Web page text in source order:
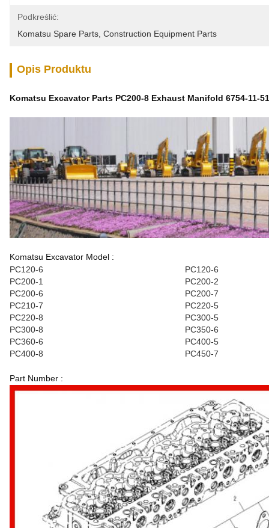
Podkreślić:
Komatsu Spare Parts Construction Equipment Parts
Opis Produktu
Komatsu Excavator Parts PC200-8 Exhaust Manifold 6754-11-
Komatsu Excavator Model :
PC120-6
PC120-6
PC200-1
PC200-2
PC200-6
PC200-7
PC210-7
PC220-5
PC220-8
PC300-5
PC300-8
PC350-6
PC360-6
PC400-5
PC400-8
PC450-7
Part Number :